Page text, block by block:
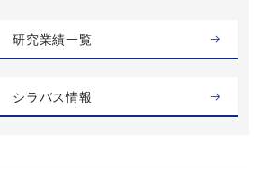
研究業績一覧
シラバス情報